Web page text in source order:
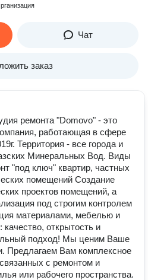
Чат
заказ
ремонта "Domovo" - это
работающая в сфере
Территория - все города и
Минеральных Вод. Виды
"под ключ" квартир, частных
помещений Создание
проектов помещений, а
под строгим контролем
материалами, мебелью и
открытость и
подход! Мы ценим Ваше
Предлагаем Вам комплексное
с ремонтом и
или рабочего пространства.